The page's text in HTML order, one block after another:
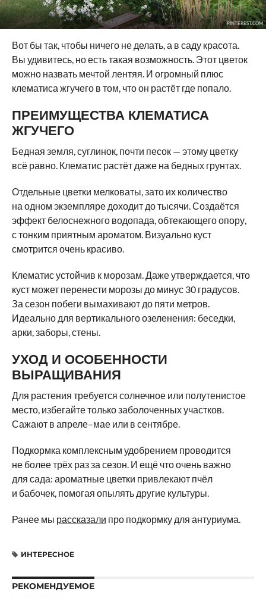
PINTEREST.COM
Вот бы так, чтобы ничего не делать, а в саду красота.
Вы удивитесь, но есть такая возможность. Этот цветок
можно назвать мечтой лентяя. И огромный плюс
клематиса жгучего в том, что он растёт где попало.
ПРЕИМУЩЕСТВА КЛЕМАТИСА
ЖГУЧЕГО
Бедная земля, суглинок, почти песок — этому цветку
всё равно. Клематис растёт даже на бедных грунтах.
Отдельные цветки мелковаты, зато их количество
на одном экземпляре доходит до тысячи. Создаётся
эффект белоснежного водопада, обтекающего опору,
с тонким приятным ароматом. Визуально куст
смотрится очень красиво.
Клематис устойчив к морозам. Даже утверждается, что
куст может перенести морозы до минус 30 градусов.
За сезон побеги вымахивают до пяти метров.
Идеально для вертикального озеленения: беседки,
арки, заборы, стены.
УХОД И ОСОБЕННОСТИ
ВЫРАЩИВАНИЯ
Для растения требуется солнечное или полутенистое
место, избегайте только заболоченных участков.
Сажают в апреле–мае или в сентябре.
Подкормка комплексным удобрением проводится
не более трёх раз за сезон. И ещё что очень важно
для сада: ароматные цветки привлекают пчёл
и бабочек, помогая опылять другие культуры.
Ранее мы рассказали про подкормку для антуриума.
ИНТЕРЕСНОЕ
РЕКОМЕНДУЕМОЕ